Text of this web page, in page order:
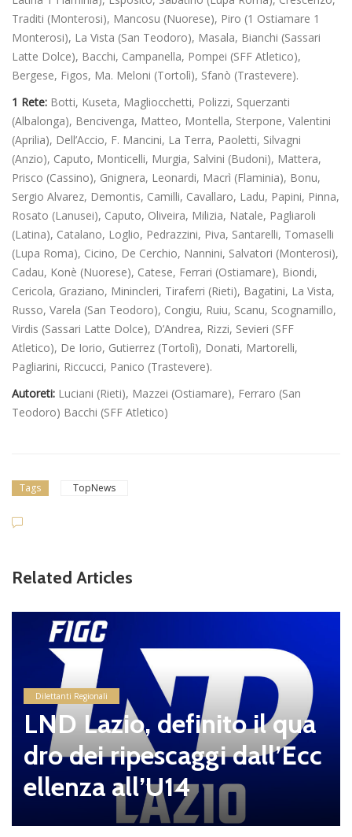
Traditi (Monterosi), Mancosu (Nuorese), Piro (1 Ostiamare 1
Monterosi), La Vista (San Teodoro), Masala, Bianchi (Sassari
Latte Dolce), Bacchi, Campanella, Pompei (SFF Atletico),
Bergese, Figos, Ma. Meloni (Tortolì), Sfanò (Trastevere).
1 Rete: Botti, Kuseta, Magliocchetti, Polizzi, Squerzanti
(Albalonga), Bencivenga, Matteo, Montella, Sterpone, Valentini
(Aprilia), Dell’Accio, F. Mancini, La Terra, Paoletti, Silvagni
(Anzio), Caputo, Monticelli, Murgia, Salvini (Budoni), Mattera,
Prisco (Cassino), Gnignera, Leonardi, Macrì (Flaminia), Bonu,
Sergio Alvarez, Demontis, Camilli, Cavallaro, Ladu, Papini, Pinna,
Rosato (Lanusei), Caputo, Oliveira, Milizia, Natale, Pagliaroli
(Latina), Catalano, Loglio, Pedrazzini, Piva, Santarelli, Tomaselli
(Lupa Roma), Cicino, De Cerchio, Nannini, Salvatori (Monterosi),
Cadau, Konè (Nuorese), Catese, Ferrari (Ostiamare), Biondi,
Cericola, Graziano, Minincleri, Tiraferri (Rieti), Bagatini, La Vista,
Russo, Varela (San Teodoro), Congiu, Ruiu, Scanu, Scognamillo,
Virdis (Sassari Latte Dolce), D’Andrea, Rizzi, Sevieri (SFF
Atletico), De Iorio, Gutierrez (Tortolì), Donati, Martorelli,
Pagliarini, Riccucci, Panico (Trastevere).
Autoreti: Luciani (Rieti), Mazzei (Ostiamare), Ferraro (San
Teodoro) Bacchi (SFF Atletico)
Tags TopNews
Related Articles
Dilettanti Regionali
LND Lazio, definito il qua
dro dei ripescaggi dall’Ecc
ellenza all’U14